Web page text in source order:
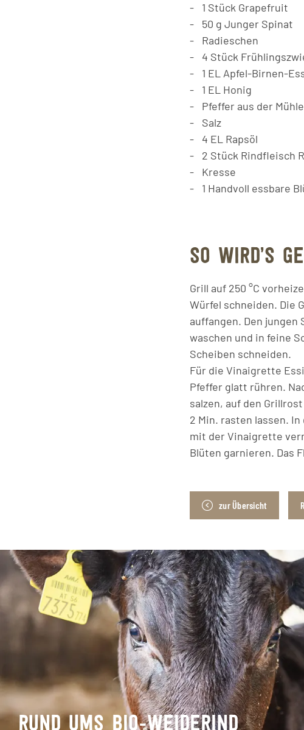
1 Stück Grapefruit
50 g Junger Spinat
Radieschen
4 Stück
1 EL Apfel-Birnen-
1 EL Honig
Pfeffer aus der
Salz
4 EL Rapsöl
2 Stück Rindfleisch
Kresse
1 Handvoll essbare
SO WIRD’S
Grill auf 250 °C
Würfel schneiden. Die
auffangen. Den jungen
waschen und in feine
Scheiben schneiden.
Für die Vinaigrette
Pfeffer glatt rühren.
salzen, auf den
2 Min. rasten lassen.
mit der Vinaigrette
Blüten garnieren. Das
zur Übersicht
RUND UMS BIO-WEIDERIND